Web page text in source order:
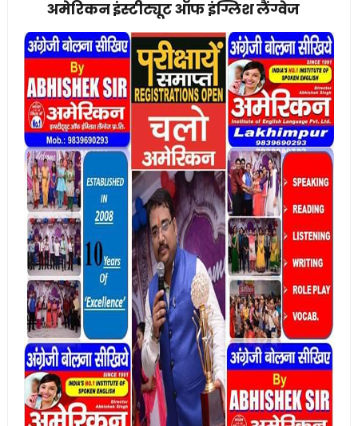
अमेरिकन इंस्टीट्यूट ऑफ इंग्लिश लैंग्वेज